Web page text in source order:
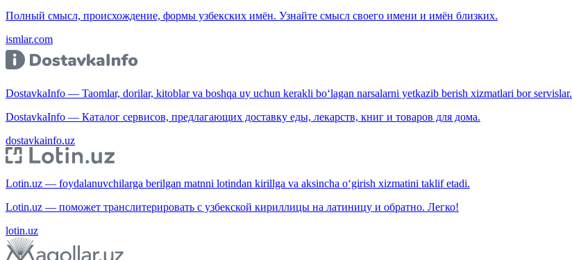
Полный смысл, происхождение, формы узбекских имён. Узнайте смысл своего имени и имён близких.
ismlar.com
DostavkaInfo — Taomlar, dorilar, kitoblar va boshqa uy uchun kerakli bo‘lagan narsalarni yetkazib berish xizmatlari bor servislar.
DostavkaInfo — Каталог сервисов, предлагающих доставку еды, лекарств, книг и товаров для дома.
dostavkainfo.uz
Lotin.uz — foydalanuvchilarga berilgan matnni lotindan kirillga va aksincha o‘girish xizmatini taklif etadi.
Lotin.uz — поможет транслитерировать с узбекской кириллицы на латиницу и обратно. Легко!
lotin.uz